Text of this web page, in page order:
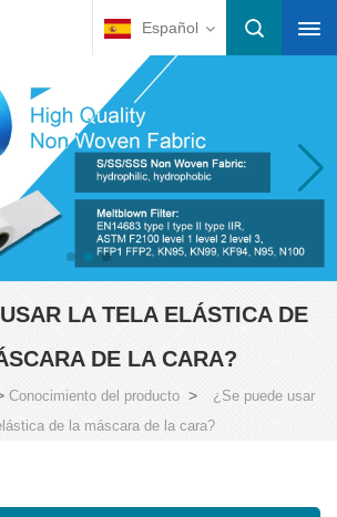
Español
LA TELA ELÁSTICA DE
DE LA CARA?
Conocimiento del producto>
¿Se puede usar
de la máscara de la cara?